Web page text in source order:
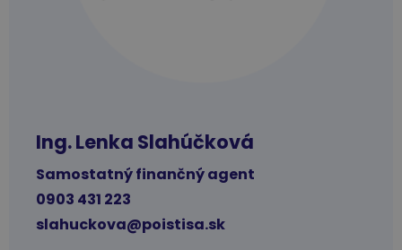
Ing. Lenka Slahúčková
Samostatný finančný agent
0903 431 223
slahuckova@poistisa.sk